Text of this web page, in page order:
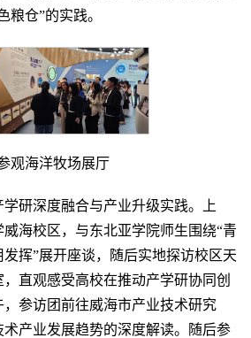
粮仓”的实践。
观海洋牧场展厅
研深度融合与产业升级实践。上
海校区，与东北亚学院师生围绕“青
挥”展开座谈，随后实地探访校区天
直观感受高校在推动产学研协同创
参访团前往威海市产业技术研究
术产业发展趋势的深度解读。随后参